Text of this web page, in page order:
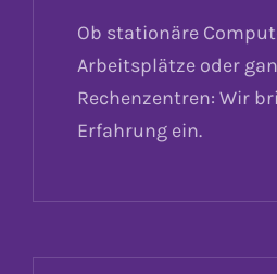
Ob stationäre
Arbeitsplätze oder
Rechenzentren: Wir
Erfahrung ein.